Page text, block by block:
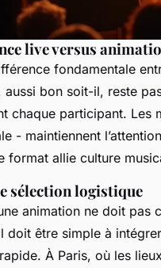
live versus
fondamentale
aussi bon soit-il, reste
chaque participant. Les
- maintiennent
format allie culture
sélection logistique
animation ne doit pas
doit être simple à
À Paris, où les